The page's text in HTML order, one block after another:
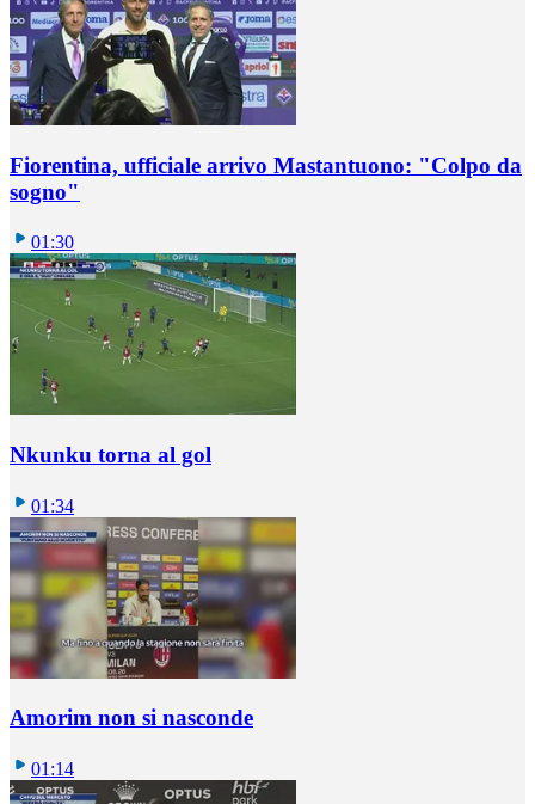
Fiorentina, ufficiale arrivo Mastantuono: "Colpo da
sogno"
01:30
Nkunku torna al gol
01:34
Amorim non si nasconde
01:14